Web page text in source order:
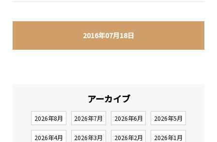
2016年07月18日
アーカイブ
2026年8月 2026年7月 2026年6月 2026年5月
2026年4月 2026年3月 2026年2月 2026年1月